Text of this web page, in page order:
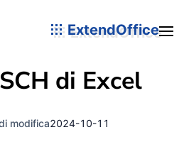
ExtendOffice
di Excel
modifica2024-10-11